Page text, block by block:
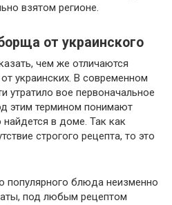
взятом регионе.
от украинского
чем же отличаются
украинских. В современном
утратило вое первоначальное
этим термином понимают
найдется в доме. Так как
строгого рецепта, то это
популярного блюда неизменно
под любым рецептом